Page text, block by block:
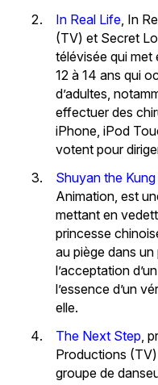
In Real Life , In
(TV) et Secret
télévisée qui
12 à 14 ans qui
d’adultes,
effectuer des
iPhone, iPod
votent pour
Shuyan the
Animation, est
mettant en
princesse
au piège dans
l’acceptation
l’essence d’un
elle.
The Next Step ,
Productions
groupe de